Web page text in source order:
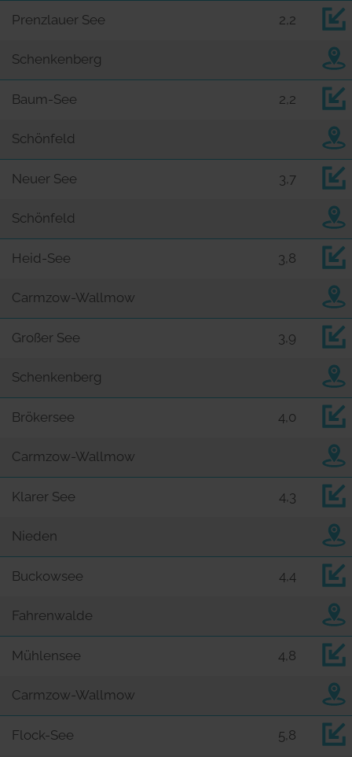
Prenzlauer See 2,2
Schenkenberg
Baum-See 2,2
Schönfeld
Neuer See 3,7
Schönfeld
Heid-See 3,8
Carmzow-Wallmow
Großer See 3,9
Schenkenberg
Brökersee 4,0
Carmzow-Wallmow
Klarer See 4,3
Nieden
Buckowsee 4,4
Fahrenwalde
Mühlensee 4,8
Carmzow-Wallmow
Flock-See 5,8